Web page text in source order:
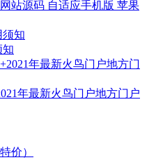
站源码 自适应手机版 苹果
知
年最新火鸟门户地方门户